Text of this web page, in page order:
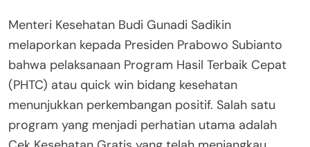
Menteri Kesehatan Budi Gunadi Sadikin
melaporkan kepada Presiden Prabowo Subianto
bahwa pelaksanaan Program Hasil Terbaik Cepat
(PHTC) atau quick win bidang kesehatan
menunjukkan perkembangan positif. Salah satu
program yang menjadi perhatian utama adalah